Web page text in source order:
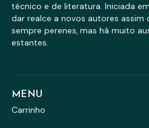
técnico e de literatura. Iniciada
dar realce a novos autores assim
sempre perenes, mas há muito
estantes.
MENU
Carrinho